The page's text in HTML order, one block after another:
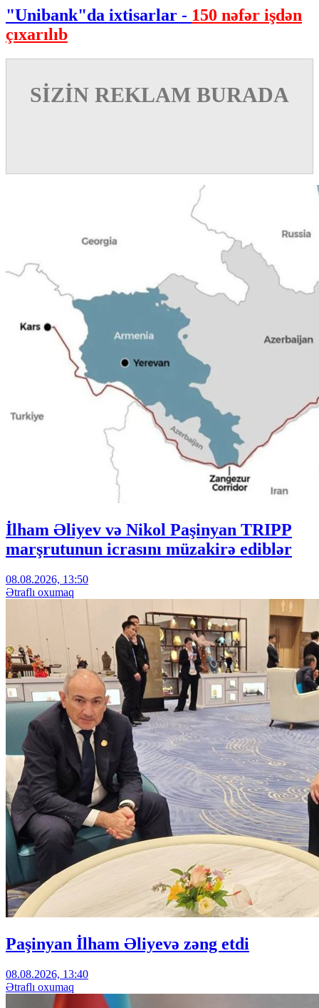
"Unibank"da ixtisarlar - 150 nəfər işdən
çıxarılıb
SİZİN REKLAM BURADA
İlham Əliyev və Nikol Paşinyan TRIPP
marşrutunun icrasını müzakirə ediblər
08.08.2026, 13:50
Ətraflı oxumaq
Paşinyan İlham Əliyevə zəng etdi
08.08.2026, 13:40
Ətraflı oxumaq